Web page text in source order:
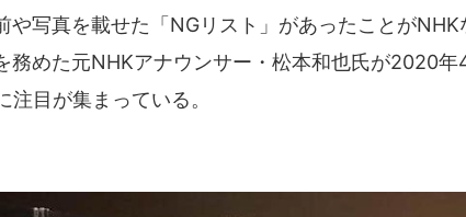
や写真を載せた「NGリスト」があったことが
務めた元NHKアナウンサー・松本和也氏が2020年
注目が集まっている。